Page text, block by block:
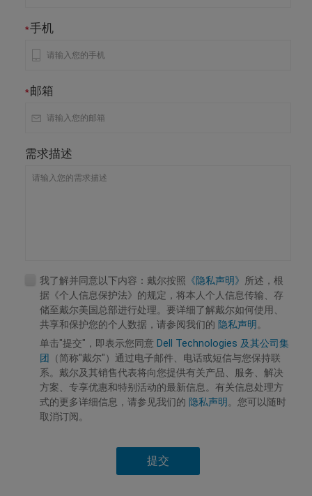
*手机
* 邮箱
需求描述
我了解并同意以下内容：戴尔按照 《隐私声明》
所述，根
据《个人信息保护法》的规定，将本人个人信息传输、存
储至戴尔美国总部进行处理。要详细了解戴尔如何使用、
共享和保护您的个人数据，请参阅我们的 隐私声明 。
单击"提交"，即表示您同意 Dell Technologies 及其公司集
团
（简称"戴尔"）通过电子邮件、电话或短信与您保持联
系。戴尔及其销售代表将向您提供有关产品、服务、解决
方案、专享优惠和特别活动的最新信息。有关信息处理方
式的更多详细信息，请参见我们的 隐私声明 。您可以随时
取消订阅。
提交